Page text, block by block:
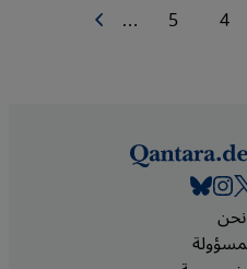
الصفحة4 الصفحة5
… الصفحة التالية